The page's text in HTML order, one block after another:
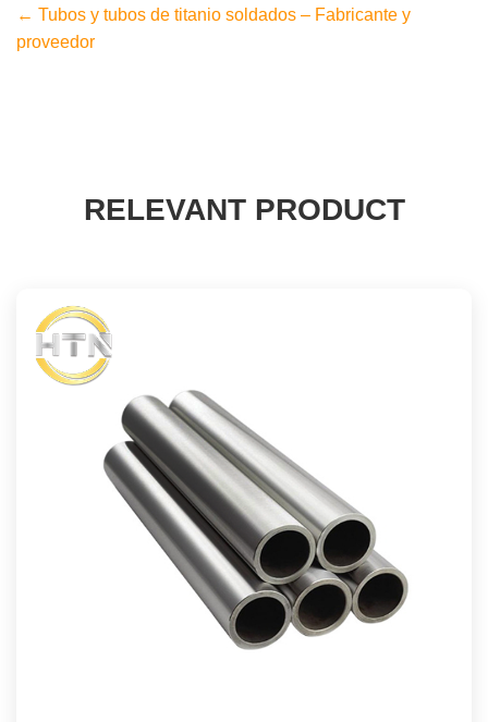
← Tubos y tubos de titanio soldados – Fabricante y
proveedor
RELEVANT PRODUCT